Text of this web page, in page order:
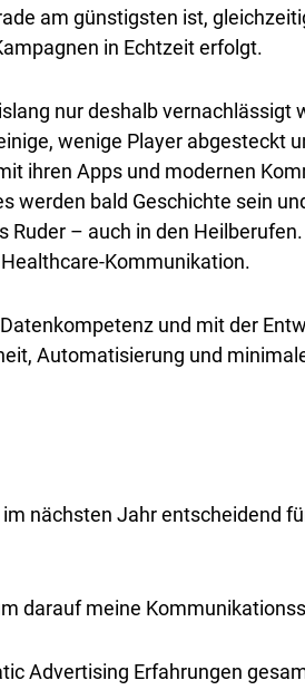
am günstigsten ist,
in Echtzeit erfolgt.
nur deshalb vernachlässigt
wenige Player abgesteckt
ihren Apps und modernen
werden bald Geschichte sein
– auch in den
Kommunikation.
und mit der
Automatisierung und
nächsten Jahr entscheidend
darauf meine
Advertising Erfahrungen